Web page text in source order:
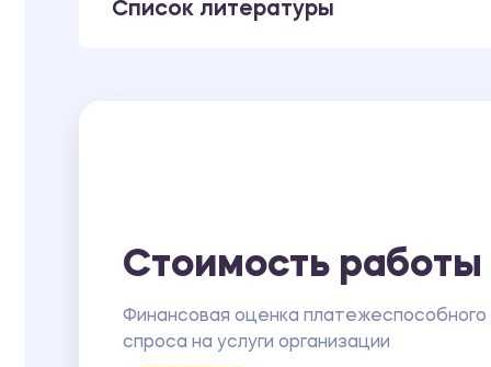
Список литературы
Стоимость работы
Финансовая оценка платежеспособного
спроса на услуги организации